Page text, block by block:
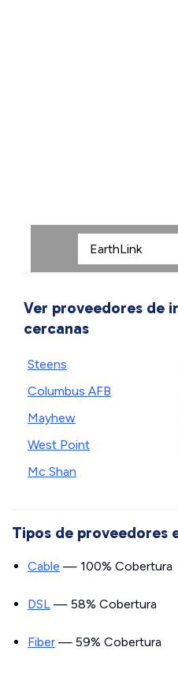
Ver proveedores de
cercanas
Steens
Columbus AFB
Mayhew
West Point
Mc Shan
Tipos de proveedores
Cable — 100% Cobertura
DSL — 58% Cobertura
Fiber — 59% Cobertura